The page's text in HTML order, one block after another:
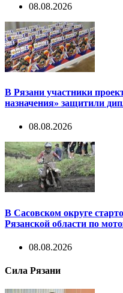
08.08.2026
В Рязани участники
назначения» защитили
08.08.2026
В Сасовском округе
Рязанской области по
08.08.2026
Сила Рязани